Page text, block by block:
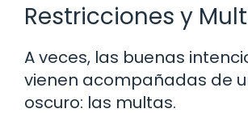
Restricciones y
A veces, las buenas
vienen acompañadas de
oscuro: las multas.